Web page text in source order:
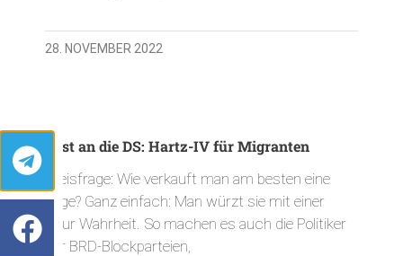
28. NOVEMBER 2022
Post an die DS: Hartz-IV für Migranten
Preisfrage: Wie verkauft man am besten eine
Lüge? Ganz einfach: Man würzt sie mit einer
Spur Wahrheit. So machen es auch die Politiker
der BRD-Blockparteien,